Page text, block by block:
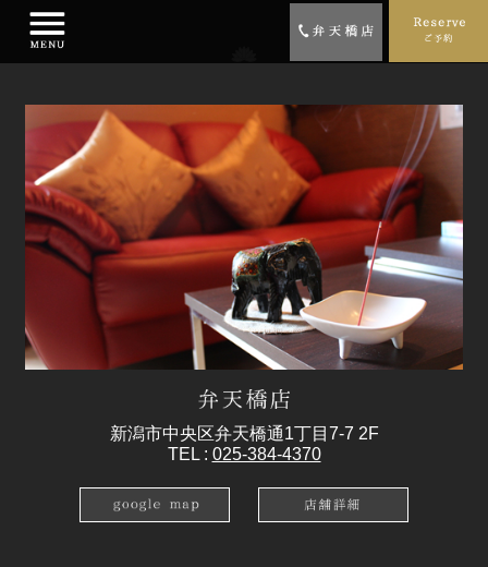
新潟市中央区弁天橋通1丁目7-7 2F
TEL : 025-384-4370